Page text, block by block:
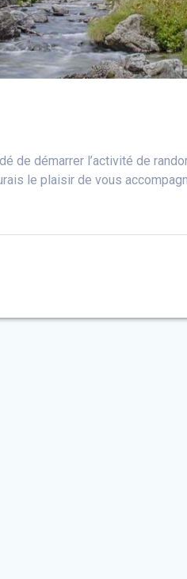
de démarrer l’activité de
le plaisir de vous